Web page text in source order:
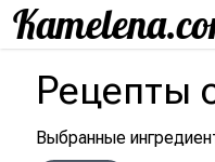
Рецепты
Выбранные